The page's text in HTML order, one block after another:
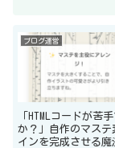
ブログ運営
「HTMLコードが苦
か？」自作のマス
インを完成させる